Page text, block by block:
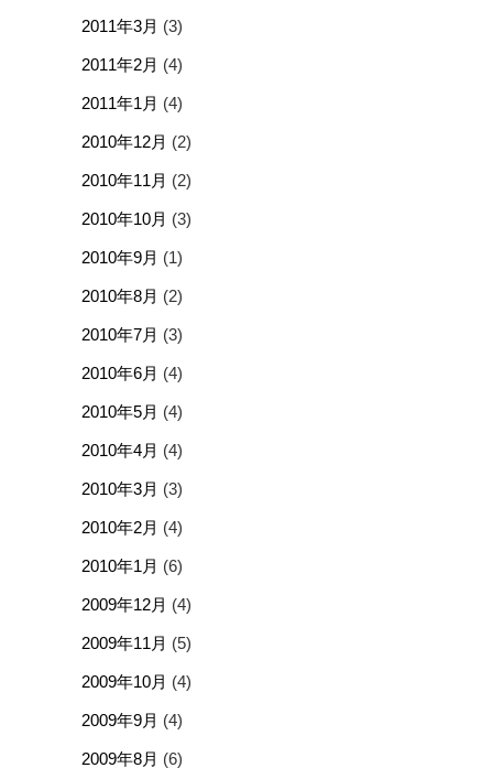
2011年3月 (3)
2011年2月 (4)
2011年1月 (4)
2010年12月 (2)
2010年11月 (2)
2010年10月 (3)
2010年9月 (1)
2010年8月 (2)
2010年7月 (3)
2010年6月 (4)
2010年5月 (4)
2010年4月 (4)
2010年3月 (3)
2010年2月 (4)
2010年1月 (6)
2009年12月 (4)
2009年11月 (5)
2009年10月 (4)
2009年9月 (4)
2009年8月 (6)